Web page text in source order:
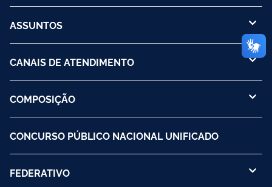
ASSUNTOS
CANAIS DE ATENDIMENTO
COMPOSIÇÃO
CONCURSO PÚBLICO NACIONAL UNIFICADO
FEDERATIVO